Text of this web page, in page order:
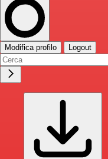
Modifica profilo Logout